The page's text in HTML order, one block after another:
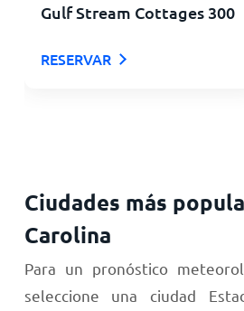
Gulf Stream Cottages 300
RESERVAR
Ciudades más
Carolina
Para un pronóstico
seleccione una ciudad